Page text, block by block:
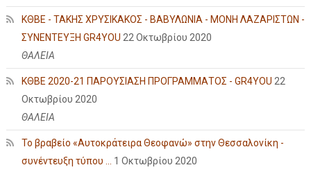
ΚΘΒΕ - ΤΑΚΗΣ ΧΡΥΣΙΚΑΚΟΣ - ΒΑΒΥΛΩΝΙΑ - ΜΟΝΗ ΛΑΖΑΡΙΣΤΩΝ -
ΣΥΝΕΝΤΕΥΞΗ GR4YOU 22 Οκτωβρίου 2020
ΘΑΛΕΙΑ
ΚΘΒΕ 2020-21 ΠΑΡΟΥΣΙΑΣΗ ΠΡΟΓΡΑΜΜΑΤΟΣ - GR4YOU 22
Οκτωβρίου 2020
ΘΑΛΕΙΑ
Το βραβείο «Αυτοκράτειρα Θεοφανώ» στην Θεσσαλονίκη -
συνέντευξη τύπου ...
1 Οκτωβρίου 2020